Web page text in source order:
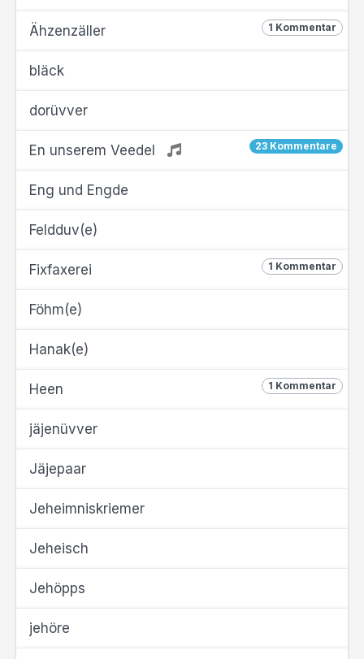
1 Kommentar
Ähzenzäller
bläck
dorüvver
23 Kommentare
En unserem Veedel
Eng und Engde
Feldduv(e)
1 Kommentar
Fixfaxerei
Föhm(e)
Hanak(e)
1 Kommentar
Heen
jäjenüvver
Jäjepaar
Jeheimniskriemer
Jeheisch
Jehöpps
jehöre